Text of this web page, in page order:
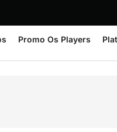
Promo Os Players